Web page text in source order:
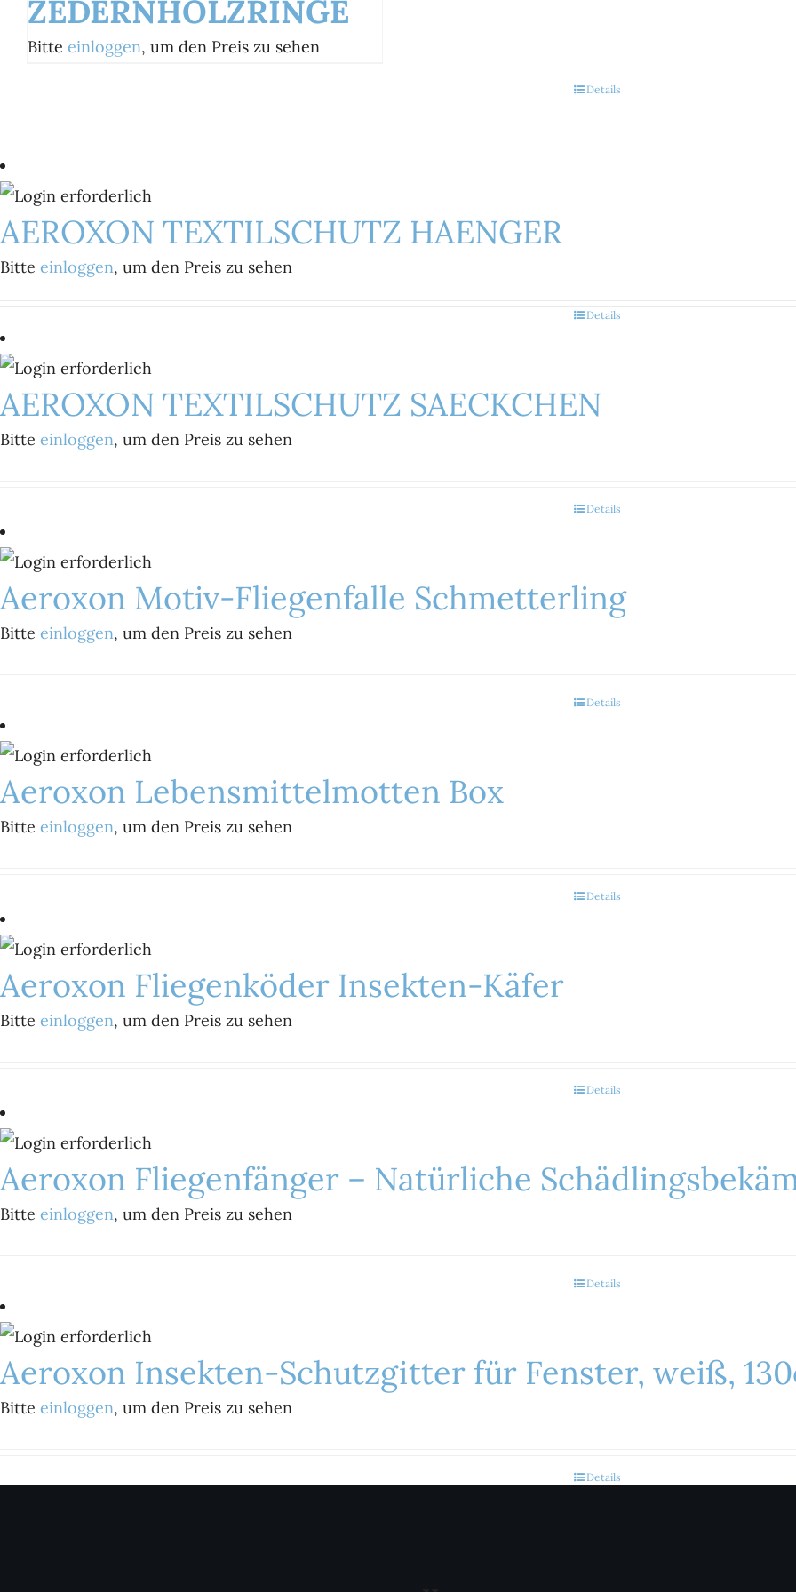
ZEDERNHOLZRINGE
Bitte einloggen, um den Preis zu sehen
Details
AEROXON TEXTILSCHUTZ HAENGER
Bitte einloggen, um den Preis zu sehen
Details
AEROXON TEXTILSCHUTZ SAECKCHEN
Bitte einloggen, um den Preis zu sehen
Details
Aeroxon Motiv-Fliegenfalle Schmetterling
Bitte einloggen, um den Preis zu sehen
Details
Aeroxon Lebensmittelmotten Box
Bitte einloggen, um den Preis zu sehen
Details
Aeroxon Fliegenköder Insekten-Käfer
Bitte einloggen, um den Preis zu sehen
Details
Aeroxon Fliegenfänger – Natürliche
Bitte einloggen, um den Preis zu sehen
Details
Aeroxon Insekten-Schutzgitter für Fenster, weiß,
Bitte einloggen, um den Preis zu sehen
Details